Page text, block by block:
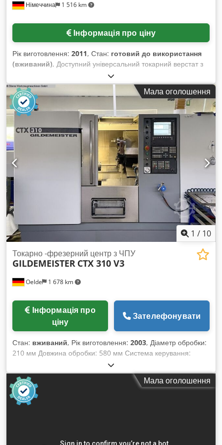
верстатів Gildemeister та обробних центрах Deckel Maho.
верстати купують не лише клієнти з Польщі, але й з усієї
Європи та частково з Азії. Кожен верстат можна
механічною обробкою. Після покупки верстата ми
проводимо навчання персоналу, а також можемо
налаштувати виробництво деталей у замовника. Ми
співпрацюємо з багатьма компаніями на постійній основі,
яким постачаємо наступні металорізальні верстати.
Німеччина 1 516 km
Інформація про ціну
Рік виготовлення: 2011, Стан: готовий до використання
(вживаний), Доступний універсальний токарний верстат з
ЧПК. Діаметр обертання над станиною/планшайбою:
680мм/465мм, макс. діаметр обробки: 465мм, макс.
довжина обробки: 1050мм, хід по осях X/Z: 300мм/1050мм,
швидкий хід: 20м/хв, оберти: 3250 об/хв, кількість місць для
інструменту: 12, кріплення інструменту: VDI40. Габарити
верстата X/Y/Z: прибл. 3300мм/1950мм/2500мм, вага:
близько 7500кг. Документація в наявності. Можливий огляд
на місці. Dcsdpfxezdkpbe Aqxek
Мала оголошення
1 / 10
Oelde 1 678 km
Токарно -фрезерний центр з ЧПУ
GILDEMEISTER CTX 310 V3
ціну
Зателефонувати
Стан: вживаний, Рік виготовлення: 2003, Діаметр обробки:
210 мм Довжина обробки: 580 мм Система керування:
Siemens 840 D Висота центрів: 190 мм Діаметр обробки
над станиною: 330 мм Діаметр обробки над поперечним
супортом: 260 мм Діапазон обертів головного шпинделя
(макс.): 4.000 об/хв Потужність привода головного
шпинделя: 10 / 7,5 кВт Макс. крутний момент: 115 / 86 Нм
Мала оголошення